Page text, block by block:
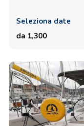
Seleziona date
da 1,300